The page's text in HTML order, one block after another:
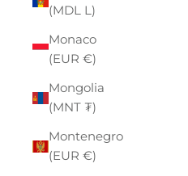
(MDL L)
Monaco
(EUR €)
Mongolia
(MNT ₮)
Montenegro
(EUR €)